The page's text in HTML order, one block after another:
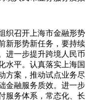
织召开上海市金融形势
新形势新任务，要持续
进一步提升跨境人民币
水平。认真落实上海国
方案，推动试点业务尽
金融服务质效。进一步
服务体系，常态化、长